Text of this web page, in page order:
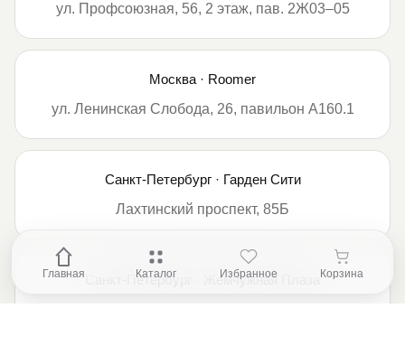
Главная Каталог Избранное Корзина
ул. Профсоюзная, 56, 2 этаж, пав. 2Ж03–05
Москва · Roomer
ул. Ленинская Слобода, 26, павильон А160.1
Санкт-Петербург · Гарден Сити
Лахтинский проспект, 85Б
Санкт-Петербург · Жемчужная Плаза